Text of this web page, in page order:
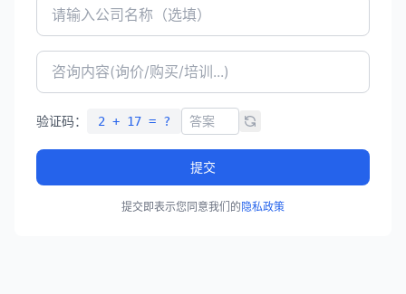
验证码： 2 + 17 = ?
提交
提交即表示您同意我们的隐私政策